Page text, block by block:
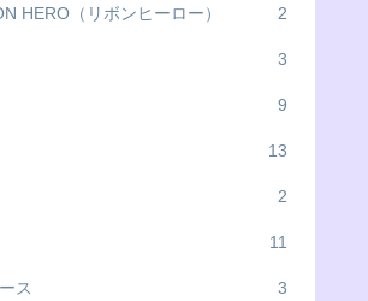
HERO（リボンヒーロー） 2
3
9
13
2
11
ス 3